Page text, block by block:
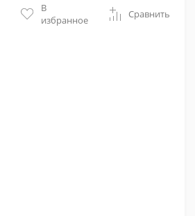
В
избранное
Сравнить